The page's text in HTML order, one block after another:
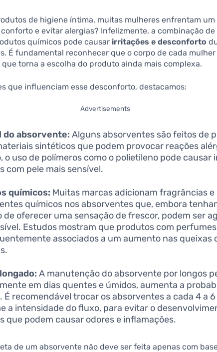
de higiene íntima, muitas mulheres enfrentam um
e evitar alergias? Infelizmente, a combinação
químicos pode causar irritações e desconforto
É fundamental reconhecer que o corpo de cada
torna a escolha do produto ainda mais complexa.
que influenciam esse desconforto, destacamos:
Advertisements
do absorvente: Alguns absorventes são feitos de
sintéticos que podem provocar reações
o uso de polímeros como o polietileno pode causar
com pele mais sensível.
químicos: Muitas marcas adicionam fragrâncias
químicos nos absorventes que, embora
de oferecer uma sensação de frescor, podem ser
Estudos mostram que produtos com
associados a um aumento nas queixas
A manutenção do absorvente por longos
em dias quentes e úmidos, aumenta a
É recomendável trocar os absorventes a cada 4 a
a intensidade do fluxo, para evitar o
que podem causar odores e inflamações.
de um absorvente não deve ser feita apenas com